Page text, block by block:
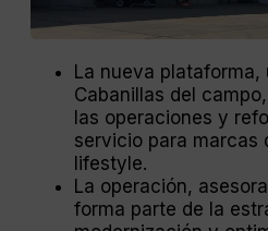
La nueva plataforma,
Cabanillas del
las operaciones y
servicio para marcas
lifestyle.
La operación,
forma parte de la